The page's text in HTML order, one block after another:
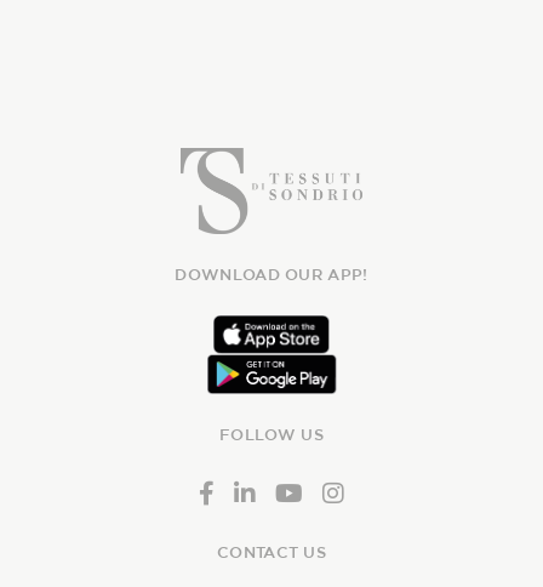
DOWNLOAD OUR APP!
FOLLOW US
CONTACT US